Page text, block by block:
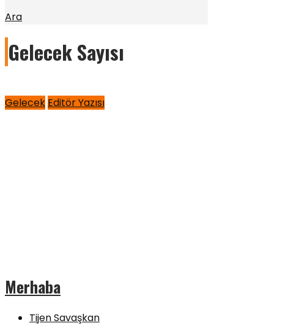
Ara
Gelecek Sayısı
Gelecek Editör Yazısı
Merhaba
Tijen Savaşkan